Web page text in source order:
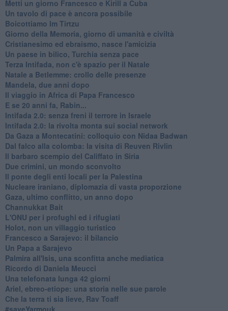
Metti un giorno Francesco e Kirill a Cuba
Un tavolo di pace è ancora possibile
Boicottiamo Im Tirtzu
Giorno della Memoria, giorno di umanità e civiltà
Cristianesimo ed ebraismo, nasce l'amicizia
Un paese in bilico, Turchia senza pace
Terza Intifada, non c'è spazio per il Natale
Natale a Betlemme: crollo delle presenze
Mandela, due anni dopo
Il viaggio in Africa di Papa Francesco
E se 20 anni fa, Rabin...
Intifada 2.0: senza freni il terrore in Israele
Intifada 2.0: la rivolta monta sui social network
Da Gaza a Montecatini: colloquio con Nidaa Badwan
Dal falco alla colomba: la visita di Reuven Rivlin
Il barbaro scempio del Califfato in Siria
Due crimini, un mondo sconvolto
Il ponte degli enti locali per la Palestina
Nucleare iraniano, diplomazia di vasta proporzione
Gaza, ultimo conflitto, un anno dopo
Channukkat Bait
L'ONU per i profughi ed i rifugiati
Holot, non un villaggio turistico
Francesco a Sarajevo: il bilancio
Un Papa a Sarajevo
Palmira all'Isis, una sconfitta anche mediatica
Ricordo di Daniela Meucci
​Una telefonata lunga 42 giorni
​Ariel, ebreo-etiope: una storia nelle sue parole
Che la terra ti sia lieve, Rav Toaff
​#saveYarmouk